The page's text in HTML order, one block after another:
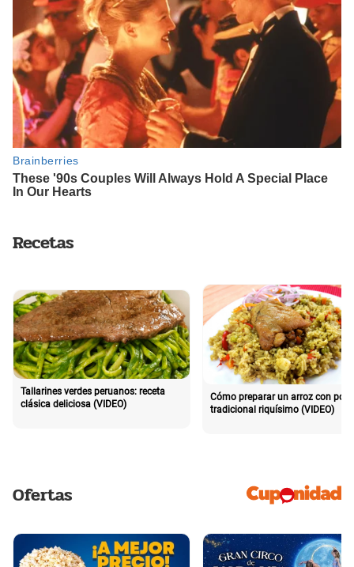
Recetas
Tallarines verdes peruanos: receta
clásica deliciosa (VIDEO)
Cómo preparar un arroz con pollo
tradicional riquísimo (VIDEO)
Ofertas